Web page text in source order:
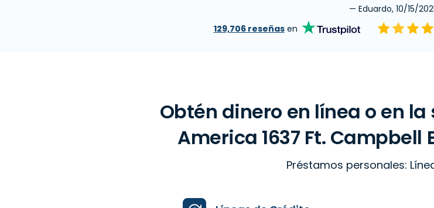
— Eduardo, 10/15/
129,706 reseñasen
Obtén dinero en línea o en
America 1637 Ft. Campbell
Préstamos personales: